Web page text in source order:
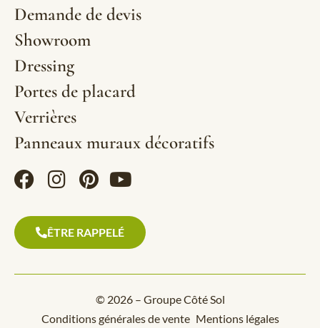
Demande de devis
Showroom
Dressing
Portes de placard
Verrières
Panneaux muraux décoratifs
ÊTRE RAPPELÉ
© 2026 – Groupe Côté Sol
Conditions générales de vente Mentions légales